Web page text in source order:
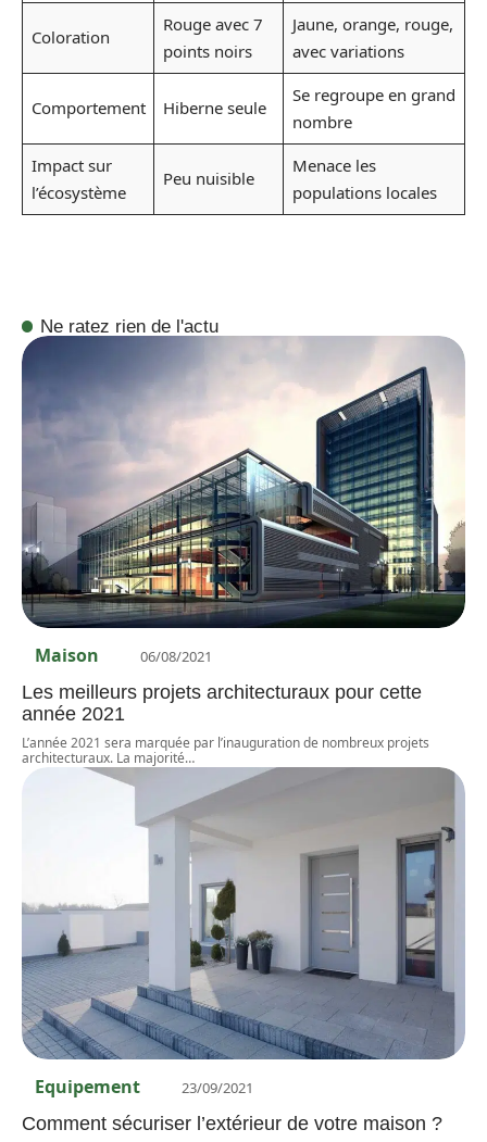
Coloration
Rouge avec 7
points noirs
Jaune, orange, rouge,
avec variations
Comportement Hiberne seule
Se regroupe en grand
nombre
Impact sur
l’écosystème
Peu nuisible
Menace les
populations locales
Ne ratez rien de l'actu
Maison 06/08/2021
Les meilleurs projets architecturaux pour cette
année 2021
L’année 2021 sera marquée par l’inauguration de nombreux projets
architecturaux. La majorité…
Equipement 23/09/2021
Comment sécuriser l’extérieur de votre maison ?